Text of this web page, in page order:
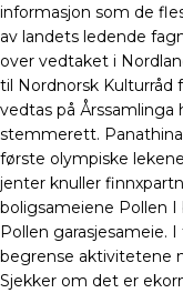
informasjon som de
av landets ledende
over vedtaket i
til Nordnorsk Kulturråd
vedtas på Årssamlinga
stemmerett.
første olympiske
jenter knuller
boligsameiene Pollen
Pollen garasjesameie.
begrense aktivitetene
Sjekker om det er